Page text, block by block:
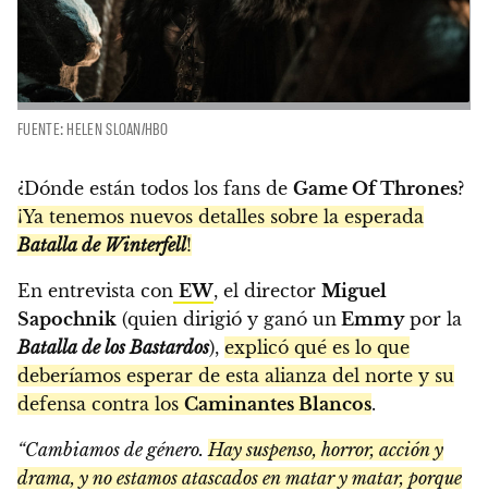
FUENTE: HELEN SLOAN/HBO
¿Dónde están todos los fans de Game Of Thrones?
¡Ya tenemos nuevos detalles sobre la esperada
Batalla de Winterfell!
En entrevista con EW, el director Miguel
Sapochnik (quien dirigió y ganó un Emmypor la
Batalla de los Bastardos), explicó qué es lo que
deberíamos esperar de esta alianza del norte y su
defensa contra los Caminantes Blancos.
“Cambiamos de género.Hay suspenso, horror, acción y
drama, y no estamos atascados en matar y matar, porque